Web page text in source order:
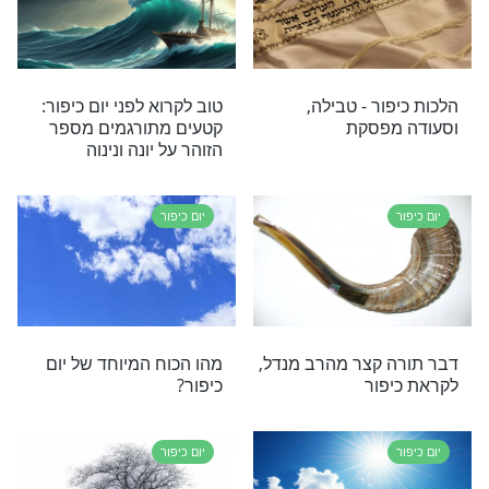
פדיון כפרות
יום כיפור
מדוע ביום כיפור אנו מתירין
להתפלל עם העבריינים?
יום כיפור